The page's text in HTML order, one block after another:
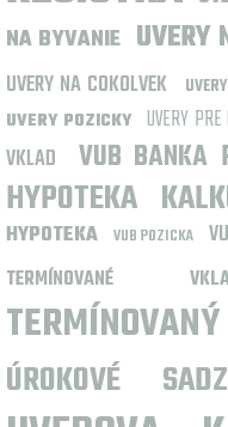
NA BYVANIE UVERY
UVERY NA COKOLVEK
UVERY POZICKY UVERY PRE
VKLAD VUB BANKA
HYPOTEKA
HYPOTEKA
VUB POZICKA
TERMÍNOVANÉ
ÚROKOVÉ